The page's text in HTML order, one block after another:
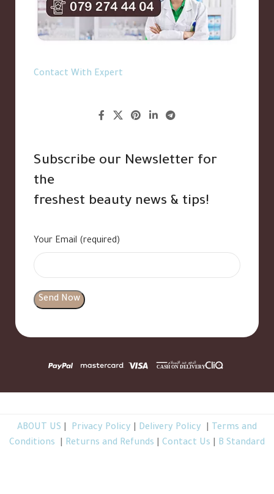
Contact With Expert
Subscribe our Newsletter for
the
freshest beauty news & tips!
Your Email (required)
ABOUT US Privacy Policy Delivery Policy
Terms and
Conditions
Returns and Refunds Contact Us B Standard